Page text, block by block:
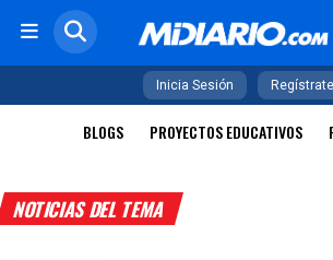
Inicia Sesión Regístrate
BLOGS PROYECTOS EDUCATIVOS
NOTICIAS DEL TEMA